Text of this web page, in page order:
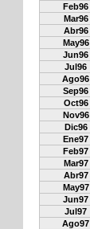
Feb96
Mar96
Abr96
May96
Jun96
Jul96
Ago96
Sep96
Oct96
Nov96
Dic96
Ene97
Feb97
Mar97
Abr97
May97
Jun97
Jul97
Ago97